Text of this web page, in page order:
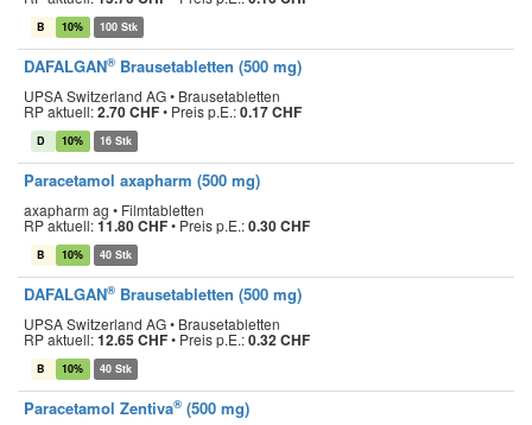
B 10% 100 Stk
DAFALGAN® Brausetabletten (500 mg)
UPSA Switzerland AG • Brausetabletten
RP aktuell:2.70 CHF• Preis p.E.:0.17 CHF
D 10% 16 Stk
Paracetamol axapharm (500 mg)
axapharm ag • Filmtabletten
RP aktuell:11.80 CHF• Preis p.E.:0.30 CHF
B 10% 40 Stk
DAFALGAN® Brausetabletten (500 mg)
UPSA Switzerland AG • Brausetabletten
RP aktuell:12.65 CHF• Preis p.E.:0.32 CHF
B 10% 40 Stk
Paracetamol Zentiva® (500 mg)